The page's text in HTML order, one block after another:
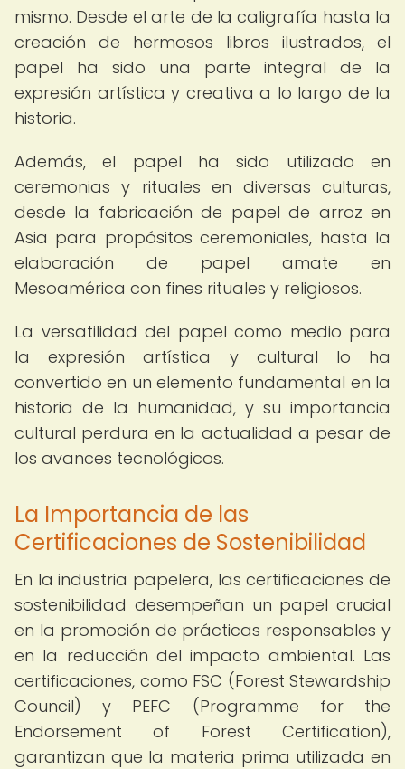
mismo. Desde el arte de la caligrafía hasta la
creación de hermosos libros ilustrados, el
papel ha sido una parte integral de la
expresión artística y creativa a lo largo de la
historia.
Además, el papel ha sido utilizado en
ceremonias y rituales en diversas culturas,
desde la fabricación de papel de arroz en
Asia para propósitos ceremoniales, hasta la
elaboración de papel amate en
Mesoamérica con fines rituales y religiosos.
La versatilidad del papel como medio para
la expresión artística y cultural lo ha
convertido en un elemento fundamental en la
historia de la humanidad, y su importancia
cultural perdura en la actualidad a pesar de
los avances tecnológicos.
La Importancia de las
Certificaciones de Sostenibilidad
En la industria papelera, las certificaciones de
sostenibilidad desempeñan un papel crucial
en la promoción de prácticas responsables y
en la reducción del impacto ambiental. Las
certificaciones, como FSC (Forest Stewardship
Council) y PEFC (Programme for the
Endorsement of Forest Certification),
garantizan que la materia prima utilizada en